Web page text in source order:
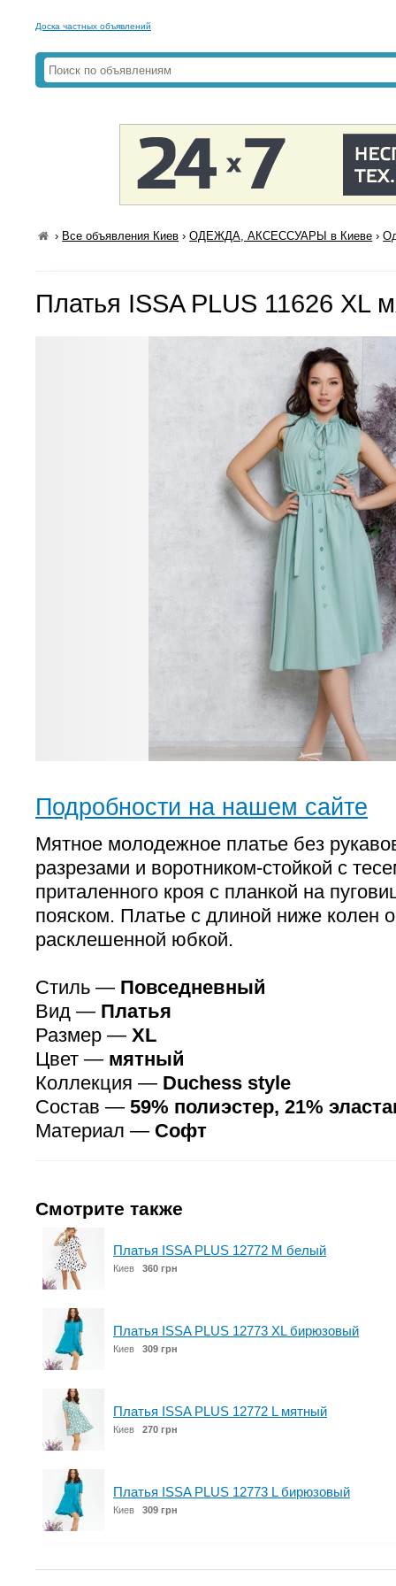
Доска частных объявлений
› Все объявления Киев ›ОДЕЖДА, АКСЕССУАРЫ в Киеве ›
Платья ISSA PLUS 11626 XL
Подробности на нашем сайте
Мятное молодежное платье без
разрезами и воротником-стойкой с
приталенного кроя с планкой на
пояском. Платье с длиной ниже колен
расклешенной юбкой.
Стиль — Повседневный
Вид — Платья
Размер — XL
Цвет — мятный
Коллекция — Duchess style
Состав — 59% полиэстер, 21%
Материал — Софт
Смотрите также
Платья ISSA PLUS 12772 M белый
Киев 360 грн
Платья ISSA PLUS 12773 XL бирюзовый
Киев 309 грн
Платья ISSA PLUS 12772 L мятный
Киев 270 грн
Платья ISSA PLUS 12773 L бирюзовый
Киев 309 грн